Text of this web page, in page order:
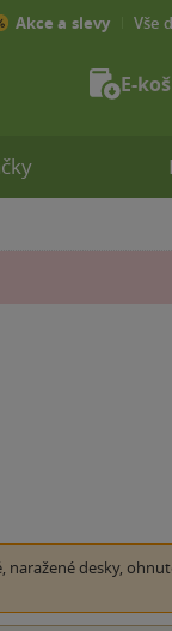
naražené desky,
Akce a slevy Vše
E-